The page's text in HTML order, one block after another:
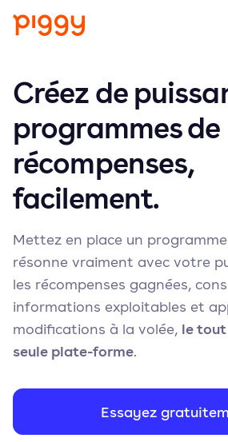
Plateforme
Ressources
Tarifs
Entreprise
Réserver une
Essayer
Créez de
programmes de
récompenses,
facilement.
Mettez en place un
résonne vraiment avec votre
les récompenses gagnées,
informations exploitables et
modifications à la volée, le
seule plate-forme.
Essayez